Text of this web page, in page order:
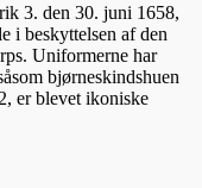
3. den 30. juni 1658,
i beskyttelsen af den
Uniformerne har
bjørneskindshuen
er blevet ikoniske